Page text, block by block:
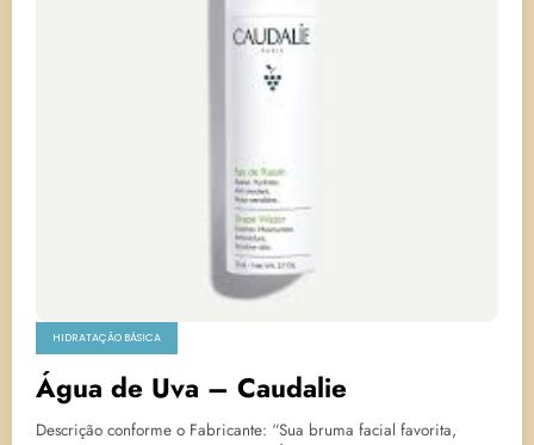
HIDRATAÇÃO BÁSICA
Água de Uva – Caudalie
Descrição conforme o Fabricante: “Sua bruma facial favorita,